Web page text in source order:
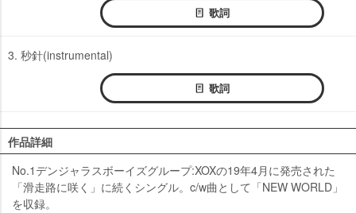
歌詞
3. 秒針(instrumental)
歌詞
作品詳細
No.1デンジャラスボーイズグループ:XOXの19年4月に発売された
「滑走路に咲く」に続くシングル。c/w曲として「NEW WORLD」
を収録。